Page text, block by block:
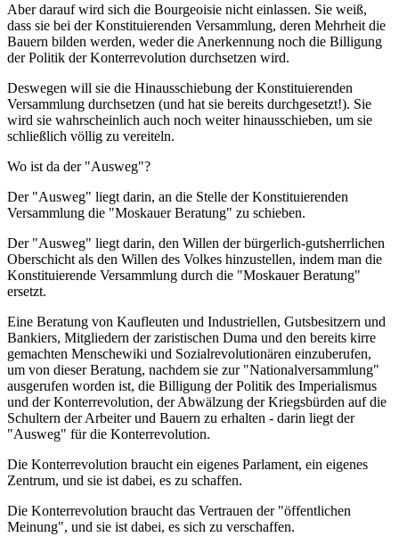
Aber darauf wird sich die Bourgeoisie nicht einlassen. Sie weiß,
dass sie bei der Konstituierenden Versammlung, deren Mehrheit die
Bauern bilden werden, weder die Anerkennung noch die Billigung
der Politik der Konterrevolution durchsetzen wird.
Deswegen will sie die Hinausschiebung der Konstituierenden
Versammlung durchsetzen (und hat sie bereits durchgesetzt!). Sie
wird sie wahrscheinlich auch noch weiter hinausschieben, um sie
schließlich völlig zu vereiteln.
Wo ist da der "Ausweg"?
Der "Ausweg" liegt darin, an die Stelle der Konstituierenden
Versammlung die "Moskauer Beratung" zu schieben.
Der "Ausweg" liegt darin, den Willen der bürgerlich-gutsherrlichen
Oberschicht als den Willen des Volkes hinzustellen, indem man die
Konstituierende Versammlung durch die "Moskauer Beratung"
ersetzt.
Eine Beratung von Kaufleuten und Industriellen, Gutsbesitzern und
Bankiers, Mitgliedern der zaristischen Duma und den bereits kirre
gemachten Menschewiki und Sozialrevolutionären einzuberufen,
um von dieser Beratung, nachdem sie zur "Nationalversammlung"
ausgerufen worden ist, die Billigung der Politik des Imperialismus
und der Konterrevolution, der Abwälzung der Kriegsbürden auf die
Schultern der Arbeiter und Bauern zu erhalten - darin liegt der
"Ausweg" für die Konterrevolution.
Die Konterrevolution braucht ein eigenes Parlament, ein eigenes
Zentrum, und sie ist dabei, es zu schaffen.
Die Konterrevolution braucht das Vertrauen der "öffentlichen
Meinung", und sie ist dabei, es sich zu verschaffen.